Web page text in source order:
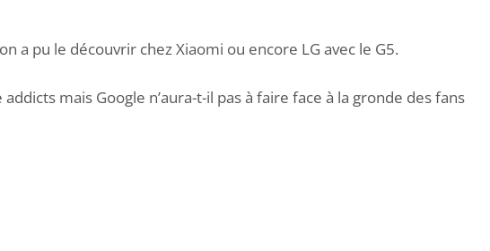
a pu le découvrir chez Xiaomi ou encore LG avec le G5.
mais Google n’aura-t-il pas à faire face à la gronde des fans